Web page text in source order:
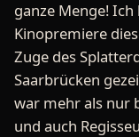
ganze Menge!
Kinopremiere
Zuge des
Saarbrücken
war mehr als nur
und auch